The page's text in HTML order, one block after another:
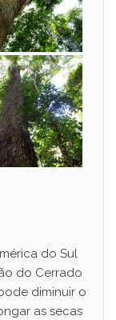
do Sul
do Cerrado
diminuir o
as secas